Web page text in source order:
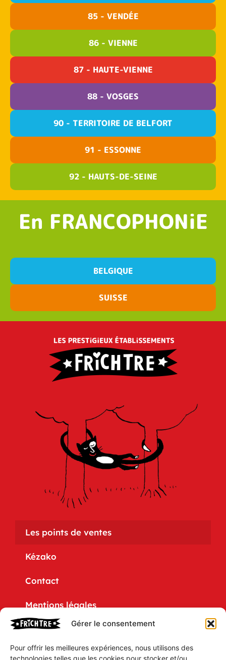
Gérer le consentement
Pour offrir les meilleures expériences, nous utilisons des
85 - VENDÉE
86 - VIENNE
87 - HAUTE-VIENNE
88 - VOSGES
90 - TERRITOIRE DE BELFORT
91 - ESSONNE
92 - HAUTS-DE-SEINE
En FRANCOPHONiE
BELGIQUE
SUISSE
Les points de ventes
Kézako
Contact
Mentions légales
Politique de confidentialité
CGV